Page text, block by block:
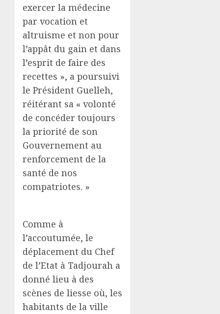
exercer la médecine
par vocation et
altruisme et non pour
l’appât du gain et dans
l’esprit de faire des
recettes », a poursuivi
le Président Guelleh,
réitérant sa « volonté
de concéder toujours
la priorité de son
Gouvernement au
renforcement de la
santé de nos
compatriotes. »
Comme à
l’accoutumée, le
déplacement du Chef
de l’Etat à Tadjourah a
donné lieu à des
scènes de liesse où, les
habitants de la ville